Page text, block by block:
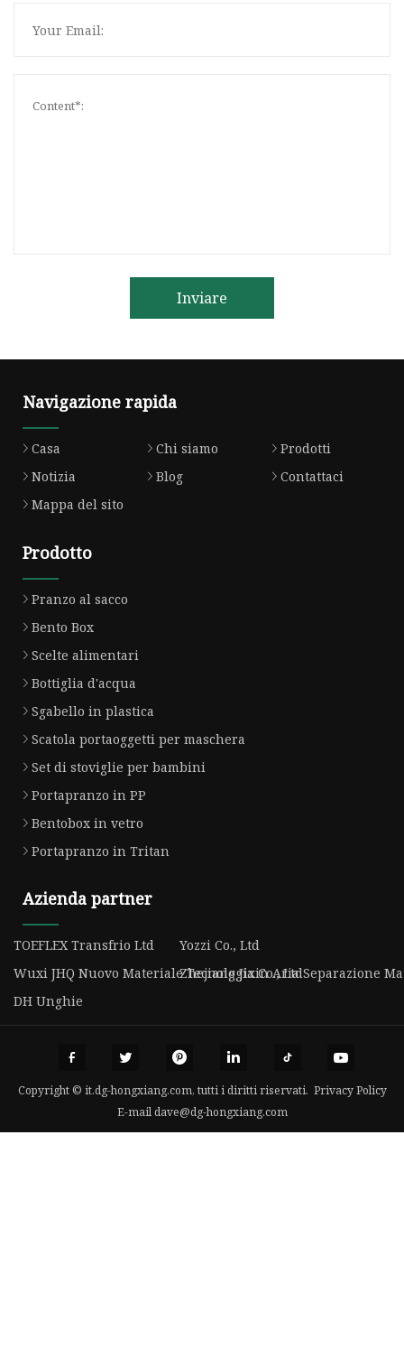
Inviare
Navigazione rapida
Casa Chi siamo
Prodotti
Notizia
Blog
Contattaci
Mappa del sito
Prodotto
Pranzo al sacco
Bento Box
Scelte alimentari
Bottiglia d'acqua
Sgabello in plastica
Scatola portaoggetti per maschera
Set di stoviglie per bambini
Portapranzo in PP
Bentobox in vetro
Portapranzo in Tritan
Azienda partner
TOEFLEX Transfrio Ltd
Yozzi Co., Ltd
Wuxi JHQ Nuovo Materiale Tecnologia Co., Ltd
Zhejiang Jixin Aria Separazione
DH Unghie
Copyright © it.dg-hongxiang.com, tutti i diritti riservati. Privacy Policy
E-maildave@dg-hongxiang.com